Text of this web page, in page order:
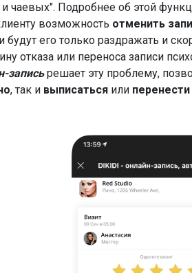
чаевых". Подробнее об этой
возможность отменить
будут его только раздражать и
отказа или переноса записи
записьрешает эту проблему,
, так и выписаться или